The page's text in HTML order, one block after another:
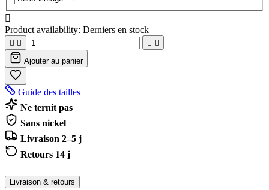

Product availability: Derniers en stock
   
Ajouter au panier
Guide des tailles
Ne ternit pas
Sans nickel
Livraison 2–5 j
Retours 14 j
Livraison & retours